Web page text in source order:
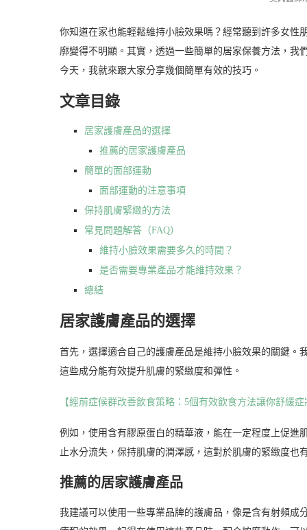
你知道在家也能輕鬆維持小臉效果嗎？經常聽到許多女性
廓變得不明顯。其實，透過一些簡單的居家保養方法，我
今天，我就來跟大家分享幾個簡單有效的技巧。
文章目錄
居家護膚產品的選擇
推薦的居家護膚產品
簡單的面部運動
面部運動的注意事項
保持肌膚緊緻的方法
常見問題解答（FAQ）
維持小臉效果需要多久的時間？
是否需要專業產品才能維持效果？
總結
居家護膚產品的選擇
首先，選擇適合自己的護膚產品是維持小臉效果的關鍵。
這些成分能有效提升肌膚的緊緻度和彈性。
【經前症候群改善飲食策略：5個有效飲食方法讓你舒緩症
例如，使用含有膠原蛋白的精華液，能在一定程度上促進
止水分流失，保持肌膚的潤澤感，這對於肌膚的緊緻度也
推薦的居家護膚產品
我建議可以使用一些專業品牌的護膚品，像是含有射頻